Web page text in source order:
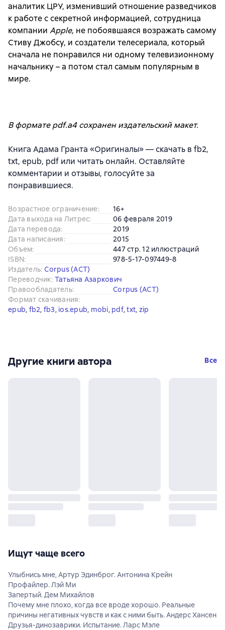
аналитик ЦРУ, изменивший отношение разведчиков
к работе с секретной информацией, сотрудница
компании Apple, не побоявшаяся возражать самому
Стиву Джобсу, и создатели телесериала, который
сначала не понравился ни одному телевизионному
начальнику – а потом стал самым популярным в
мире.
В формате pdf.a4 сохранен издательский макет.
Книга Адама Гранта «Оригиналы» — скачать в fb2,
txt, epub, pdf или читать онлайн. Оставляйте
комментарии и отзывы, голосуйте за
понравившиеся.
Возрастное ограничение:
16+
Дата выхода на Литрес:
06 февраля 2019
Дата перевода:
2019
Дата написания:
2015
Объем:
447 стр. 12 иллюстраций
ISBN:
978-5-17-097449-8
Издатель: Corpus (АСТ)
Переводчик: Татьяна Азаркович
Правообладатель:
Corpus (АСТ)
Формат скачивания:
epub, fb2, fb3, ios.epub, mobi, pdf, txt, zip
Другие книги автора Все
Ищут чаще всего
Улыбнись мне, Артур Эдинброг. Антонина Крейн
Профайлер. Лэй Ми
Запертый. Дем Михайлов
Почему мне плохо, когда все вроде хорошо. Реальные
причины негативных чувств и как с ними быть. Андерс Хансен
Друзья-динозаврики. Испытание. Ларс Мэле